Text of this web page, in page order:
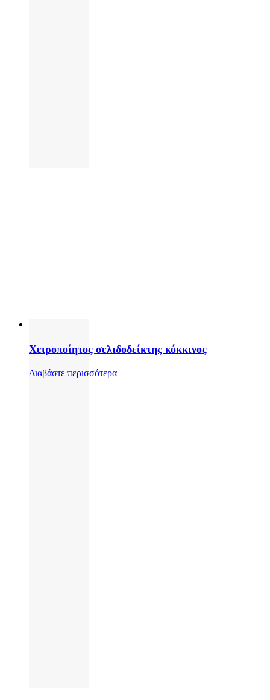
Χειροποίητος σελιδοδείκτης κόκκινος
Διαβάστε περισσότερα